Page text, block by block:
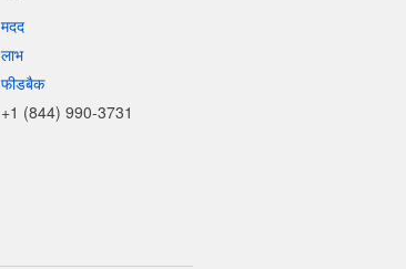
मदद
लाभ
फीडबैक
+1 (844) 990-3731